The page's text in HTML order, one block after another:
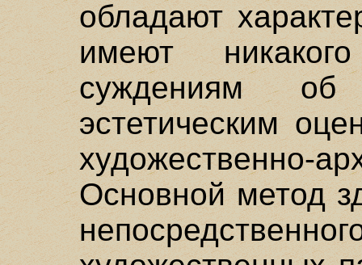
обладают
имеют
суждениям
эстетическим
художественно-
Основной метод